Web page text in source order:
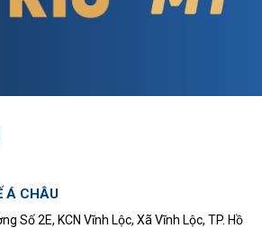
Á CHÂU
Số 2E, KCN Vĩnh Lộc, Xã Vĩnh Lộc, TP. Hồ